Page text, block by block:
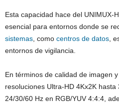
Esta capacidad hace del UNIMUX-
esencial para entornos donde se
sistemas , como centros de datos ,
entornos de vigilancia.
En términos de calidad de imagen
resoluciones Ultra-HD 4Kx2K
24/30/60 Hz en RGB/YUV 4:4:4,